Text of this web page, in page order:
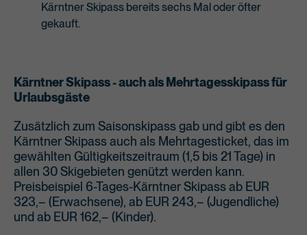
Kärntner Skipass bereits sechs Mal oder öfter
gekauft.
Kärntner Skipass - auch als Mehrtagesskipass für
Urlaubsgäste
Zusätzlich zum Saisonskipass gab und gibt es den
Kärntner Skipass auch als Mehrtagesticket, das im
gewählten Gültigkeitszeitraum (1,5 bis 21 Tage) in
allen 30 Skigebieten genützt werden kann.
Preisbeispiel 6-Tages-Kärntner Skipass ab EUR
323,– (Erwachsene), ab EUR 243,– (Jugendliche)
und ab EUR 162,– (Kinder).